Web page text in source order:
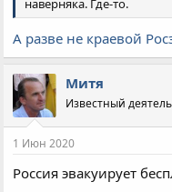
наверняка. Где-то.
А разве не краевой
Митя
Известный
1 Июн 2020
Россия эвакуирует